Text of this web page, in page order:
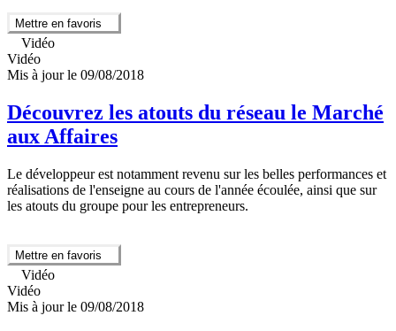
Mettre en favoris
Vidéo
Vidéo
Mis à jour le 09/08/2018
Découvrez les atouts du réseau le Marché
aux Affaires
Le développeur est notamment revenu sur les belles performances et
réalisations de l'enseigne au cours de l'année écoulée, ainsi que sur
les atouts du groupe pour les entrepreneurs.
Mettre en favoris
Vidéo
Vidéo
Mis à jour le 09/08/2018